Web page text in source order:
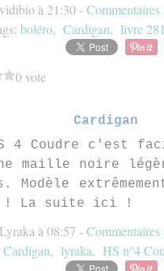
à 21:30 -Commentaires
boléro, Cardigan, livre
0 vote
Cardigan
4 Coudre c'est
maille noire
Modèle
! La suite ici !
à 08:57 -Commentaires
Cardigan, lyraka, HS n°4